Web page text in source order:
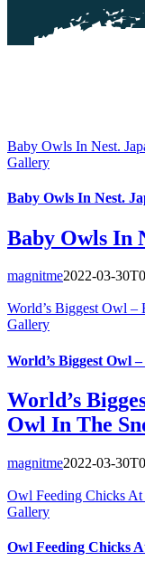
Baby Owls In Nest.
Gallery
Baby Owls In Nest.
Baby Owls In
magnitme2022-03-
World’s Biggest Owl –
Gallery
World’s Biggest Owl
World’s
Owl In The
magnitme2022-03-
Owl Feeding Chicks
Gallery
Owl Feeding Chicks